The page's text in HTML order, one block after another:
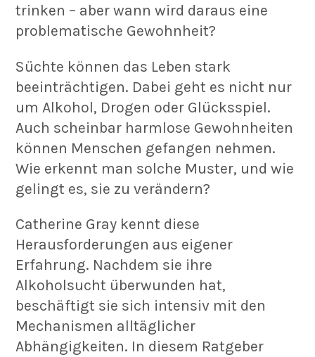
trinken – aber wann wird daraus eine
problematische Gewohnheit?
Süchte können das Leben stark
beeinträchtigen. Dabei geht es nicht nur
um Alkohol, Drogen oder Glücksspiel.
Auch scheinbar harmlose Gewohnheiten
können Menschen gefangen nehmen.
Wie erkennt man solche Muster, und wie
gelingt es, sie zu verändern?
Catherine Gray kennt diese
Herausforderungen aus eigener
Erfahrung. Nachdem sie ihre
Alkoholsucht überwunden hat,
beschäftigt sie sich intensiv mit den
Mechanismen alltäglicher
Abhängigkeiten. In diesem Ratgeber